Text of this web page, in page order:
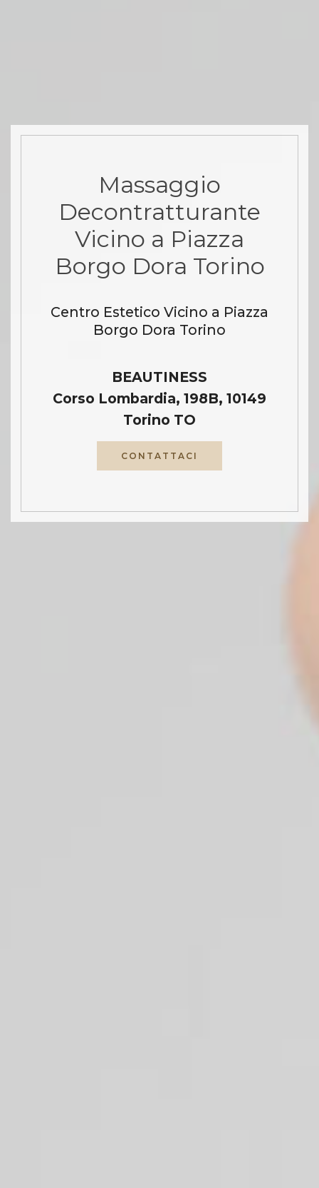
Massaggio
Decontratturante
Vicino a Piazza
Borgo Dora Torino
Centro Estetico Vicino a Piazza
Borgo Dora Torino
BEAUTINESS
Corso Lombardia, 198B, 10149
Torino TO
CONTATTACI